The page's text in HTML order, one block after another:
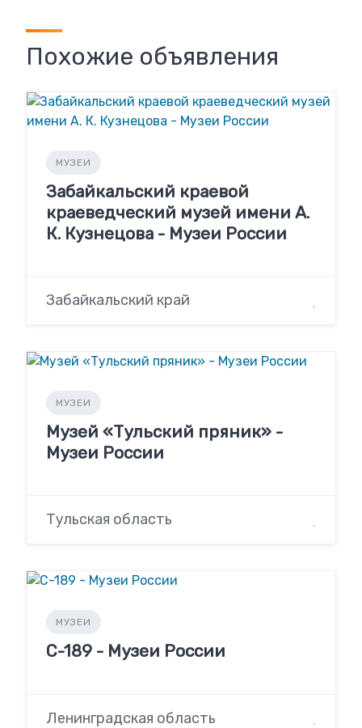
Похожие объявления
МУЗЕИ
Забайкальский краевой
краеведческий музей имени А.
К. Кузнецова - Музеи России
Забайкальский край
МУЗЕИ
Музей «Тульский пряник» -
Музеи России
Тульская область
МУЗЕИ
С-189 - Музеи России
Ленинградская область